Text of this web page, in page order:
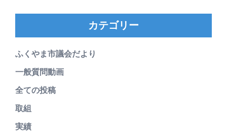
カテゴリー
ふくやま市議会だより
一般質問動画
全ての投稿
取組
実績